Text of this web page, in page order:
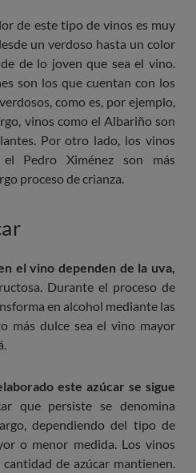
de este tipo de vinos es muy
un verdoso hasta un color
de lo joven que sea el vino.
son los que cuentan con los
como es, por ejemplo,
vinos como el Albariño son
Por otro lado, los vinos
Pedro Ximénez son más
proceso de crianza.
el vino dependen de la uva,
Durante el proceso de
en alcohol mediante las
más dulce sea el vino mayor
este azúcar se sigue
que persiste se denomina
dependiendo del tipo de
o menor medida. Los vinos
de azúcar mantienen.